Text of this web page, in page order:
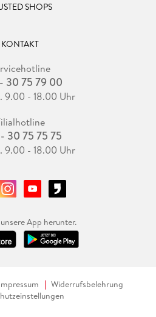
SHOPS
KONTAKT
30 75 79 00
9.00 - 18.00 Uhr
30 75 75 75
9.00 - 18.00 Uhr
App herunter.
Widerrufsbelehrung